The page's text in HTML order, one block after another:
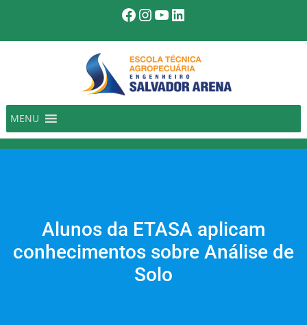
o
Facebook
Instagram
Youtube
LinkedIn
MENU
Alunos da ETASA aplicam
conhecimentos sobre Análise de
Solo